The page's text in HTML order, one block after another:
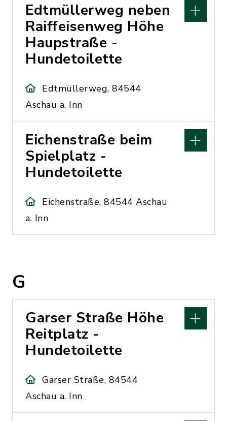
Edtmüllerweg neben
Raiffeisenweg Höhe
Haupstraße -
Hundetoilette
Edtmüllerweg, 84544
Aschau a. Inn
Eichenstraße beim
Spielplatz -
Hundetoilette
Eichenstraße, 84544 Aschau
a. Inn
G
Garser Straße Höhe
Reitplatz -
Hundetoilette
Garser Straße, 84544
Aschau a. Inn